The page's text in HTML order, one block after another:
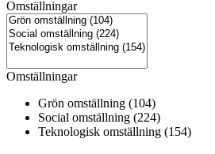
Omställningar
Omställningar
Grön omställning (104)
Social omställning (224)
Teknologisk omställning (154)